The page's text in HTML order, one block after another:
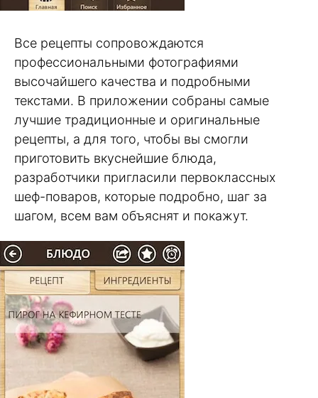
Все рецепты сопровождаются
профессиональными фотографиями
высочайшего качества и подробными
текстами. В приложении собраны самые
лучшие традиционные и оригинальные
рецепты, а для того, чтобы вы смогли
приготовить вкуснейшие блюда,
разработчики пригласили первоклассных
шеф-поваров, которые подробно, шаг за
шагом, всем вам объяснят и покажут.